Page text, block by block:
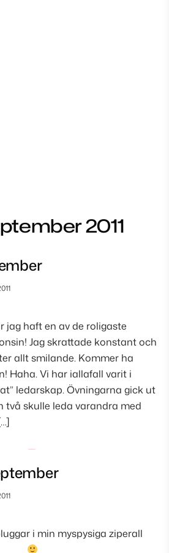
2011
jag haft en av de roligaste
Jag skrattade konstant och
allt smilande. Kommer ha
Haha. Vi har iallafall varit i
ledarskap. Övningarna gick ut
två skulle leda varandra med
i min myspysiga ziperall